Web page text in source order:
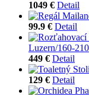
1049 € Detail
99.9 € Detail
Luzern/160-210
449 € Detail
129 € Detail